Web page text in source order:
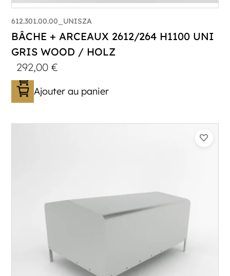
612.301.00.00_UNISZA
BÂCHE + ARCEAUX 2612/264 H1100 UNI
GRIS WOOD / HOLZ
292,00€
Ajouter au panier